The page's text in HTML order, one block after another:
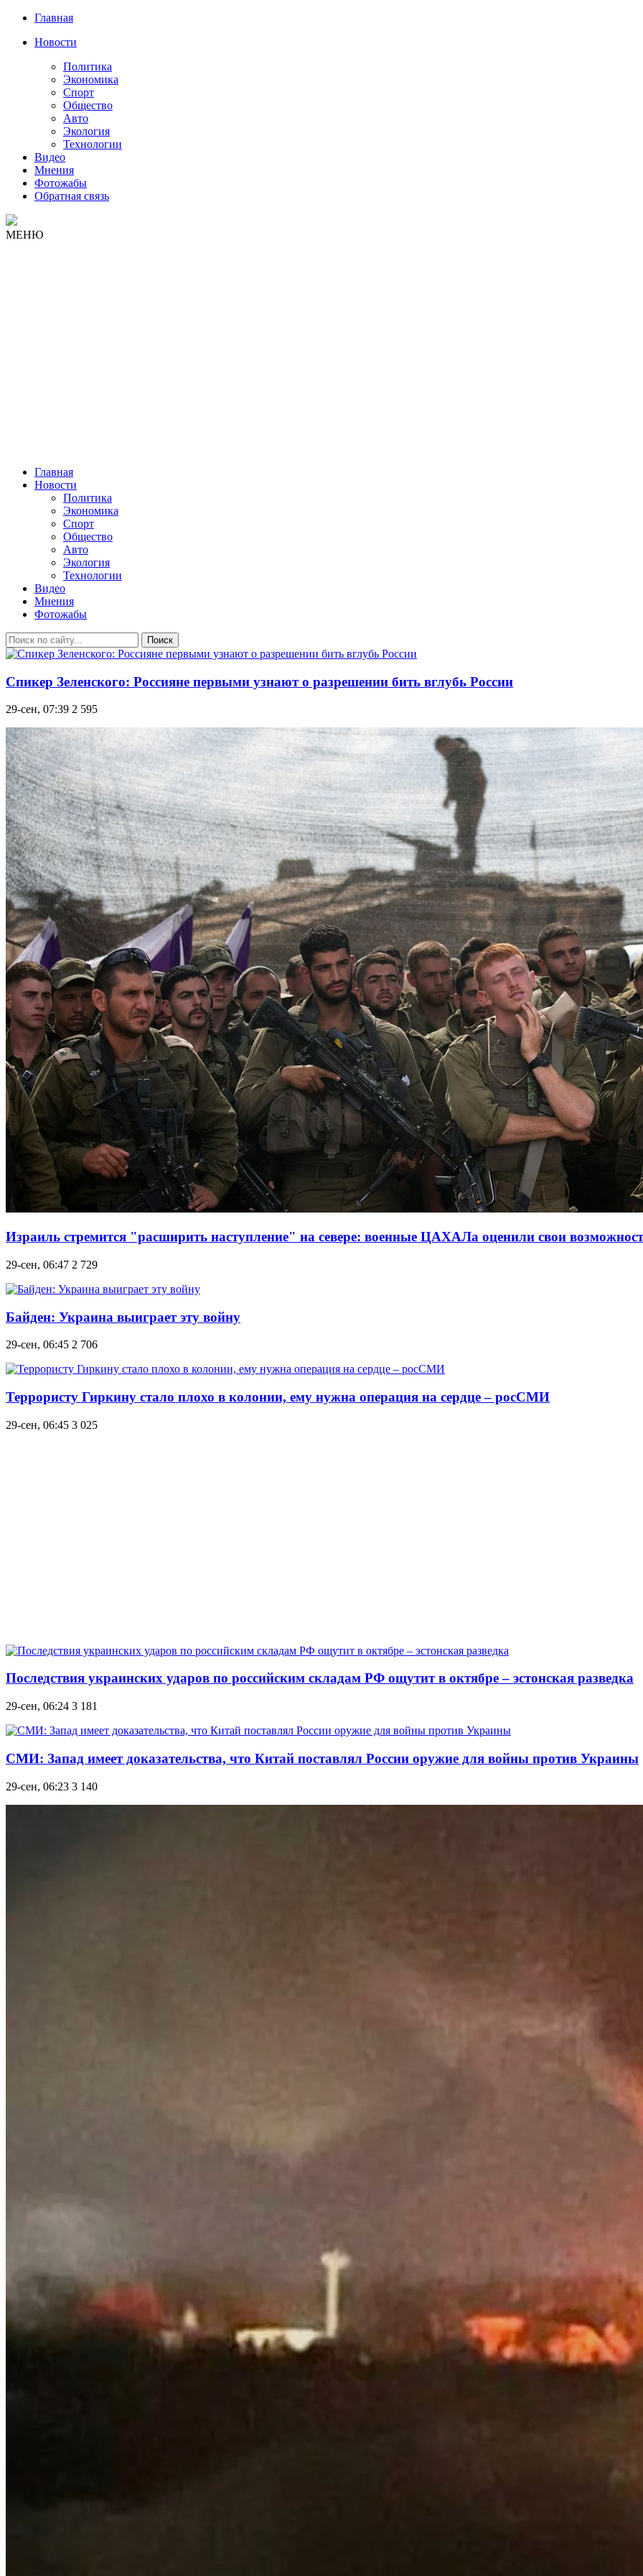
Главная
Новости
Политика
Экономика
Спорт
Общество
Авто
Экология
Технологии
Видео
Мнения
Фотожабы
Обратная связь
МЕНЮ
Главная
Новости
Политика
Экономика
Спорт
Общество
Авто
Экология
Технологии
Видео
Мнения
Фотожабы
Поиск
Спикер Зеленского: Россияне первыми узнают о разрешении бить вглубь России
29-сен, 07:39 2 595
Израиль стремится "расширить наступление" на севере: военные ЦАХАЛа оценили свои
29-сен, 06:47 2 729
Байден: Украина выиграет эту войну
29-сен, 06:45 2 706
Террористу Гиркину стало плохо в колонии, ему нужна операция на сердце – росСМИ
29-сен, 06:45 3 025
Последствия украинских ударов по российским складам РФ ощутит в октябре – эстонская разведка
29-сен, 06:24 3 181
СМИ: Запад имеет доказательства, что Китай поставлял России оружие для войны против Украины
29-сен, 06:23 3 140